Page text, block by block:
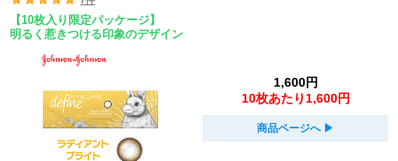
【10枚入り限定パッケージ】
明るく惹きつける印象のデザイン
1,600円
10枚あたり1,600円
商品ページへ ▶︎